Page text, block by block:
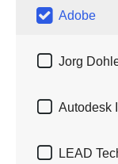
 Adobe
 Jorg
 Autodesk
 LEAD